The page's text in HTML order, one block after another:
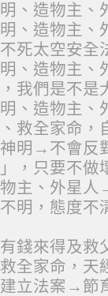
、造物主、
、造物主、
死太空安全
、造物主、
我們是不是
、造物主、
救全家命，
明→不會反
，只要不做
主、外星人
明，態度不
錢來得及救
全家命，天
立法案→節